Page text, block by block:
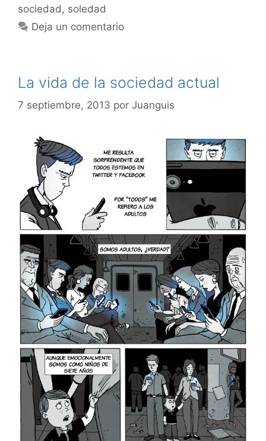
sociedad , soledad
Deja un comentario
La vida de la sociedad actual
7 septiembre, 2013 por Juanguis